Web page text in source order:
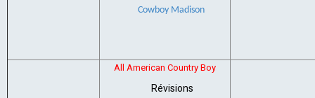
Cowboy Madison
All American Country Boy
Révisions